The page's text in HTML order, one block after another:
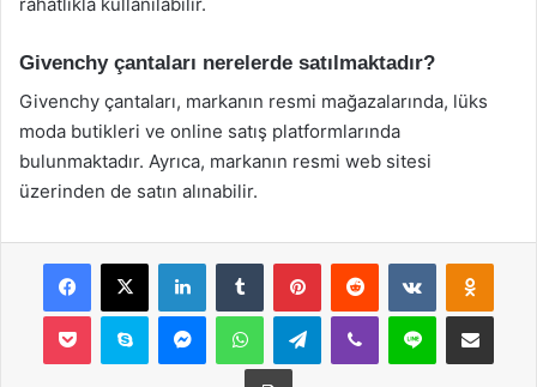
Givenchy çantaları nerelerde satılmaktadır?
Givenchy çantaları, markanın resmi mağazalarında, lüks
moda butikleri ve online satış platformlarında
bulunmaktadır. Ayrıca, markanın resmi web sitesi
üzerinden de satın alınabilir.
Facebook
X LinkedInTumblr PinterestReddit VKontakte
Pocket Skype MessengerWhatsAppTelegramViber Line E-Posta ile
Yazdır